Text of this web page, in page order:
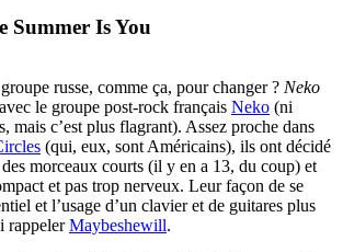
Summer Is You
russe, comme ça, pour changer ? Neko
le groupe post-rock français Neko (ni
mais c’est plus flagrant). Assez proche dans
(qui, eux, sont Américains), ils ont décidé
morceaux courts (il y en a 13, du coup) et
et pas trop nerveux. Leur façon de se
et l’usage d’un clavier et de guitares plus
rappelerMaybeshewill.